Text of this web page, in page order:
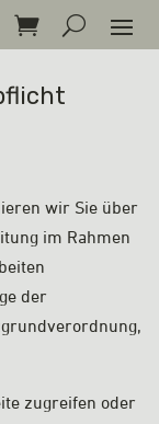
wir Sie über
im Rahmen
der
zugreifen oder